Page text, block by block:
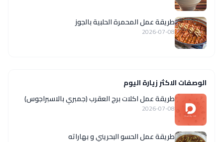
طريقة عمل المحمرة الحلبية بالجوز
2026-07-08
الوصفات الاكثر زيارة اليوم
طريقة عمل اكلات برج العقرب (جمبري بالاسبراجوس)
2026-07-08
طريقة عمل الحسو البحريني و بهاراته